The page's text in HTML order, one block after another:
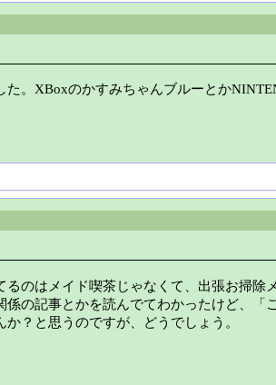
た。XBoxのかすみちゃんブルーとか
のはメイド喫茶じゃなくて、出張お掃除
の記事とかを読んでてわかったけど、「
？と思うのですが、どうでしょう。